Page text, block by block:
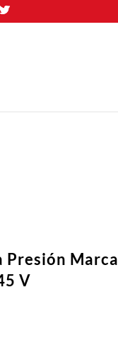
Marca
V